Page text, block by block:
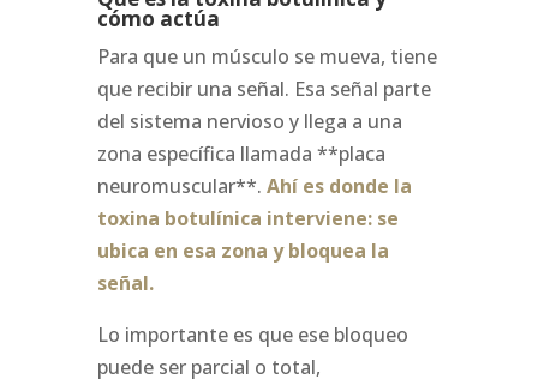
cómo actúa
Para que un músculo se mueva, tiene
que recibir una señal. Esa señal parte
del sistema nervioso y llega a una
zona específica llamada **placa
neuromuscular**. Ahí es donde la
toxina botulínica interviene: se
ubica en esa zona y bloquea la
señal.
Lo importante es que ese bloqueo
puede ser parcial o total,